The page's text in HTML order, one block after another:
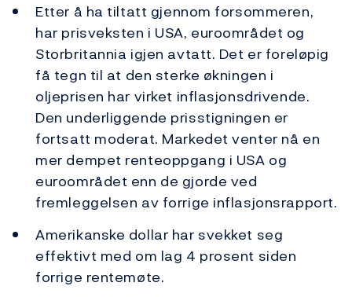
Etter å ha tiltatt gjennom forsommeren,
har prisveksten i USA, euroområdet og
Storbritannia igjen avtatt. Det er foreløpig
få tegn til at den sterke økningen i
oljeprisen har virket inflasjonsdrivende.
Den underliggende prisstigningen er
fortsatt moderat. Markedet venter nå en
mer dempet renteoppgang i USA og
euroområdet enn de gjorde ved
fremleggelsen av forrige inflasjonsrapport.
Amerikanske dollar har svekket seg
effektivt med om lag 4 prosent siden
forrige rentemøte.